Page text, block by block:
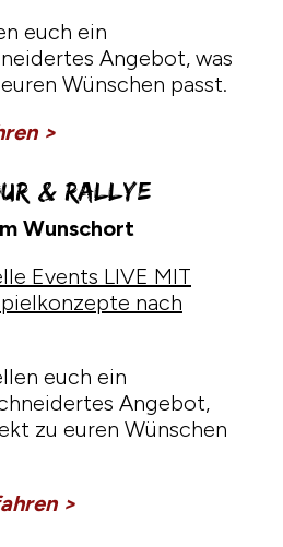
euch ein
Angebot, was
Wünschen passt.
>
& Rallye
Wunschort
Events LIVE MIT
nach
euch ein
Angebot,
zu euren Wünschen
>